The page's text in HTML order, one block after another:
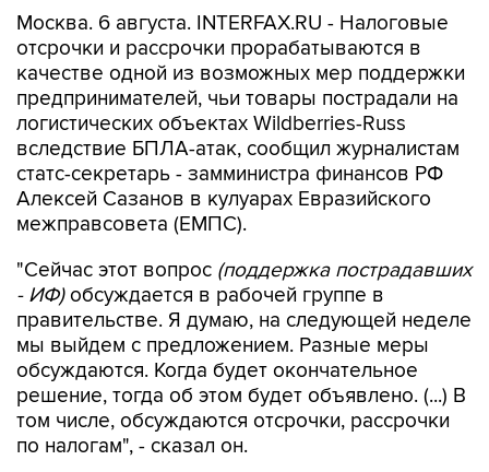
Москва. 6 августа. INTERFAX.RU - Налоговые
отсрочки и рассрочки прорабатываются в
качестве одной из возможных мер поддержки
предпринимателей, чьи товары пострадали на
логистических объектах Wildberries-Russ
вследствие БПЛА-атак, сообщил журналистам
статс-секретарь - замминистра финансов РФ
Алексей Сазанов в кулуарах Евразийского
межправсовета (ЕМПС).
"Сейчас этот вопрос (поддержка пострадавших
- ИФ)обсуждается в рабочей группе в
правительстве. Я думаю, на следующей неделе
мы выйдем с предложением. Разные меры
обсуждаются. Когда будет окончательное
решение, тогда об этом будет объявлено. (...) В
том числе, обсуждаются отсрочки, рассрочки
по налогам", - сказал он.